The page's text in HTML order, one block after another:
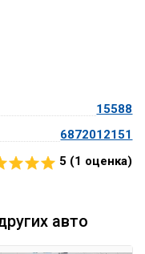
15588
6872012151
5 (1 оценка)
авто